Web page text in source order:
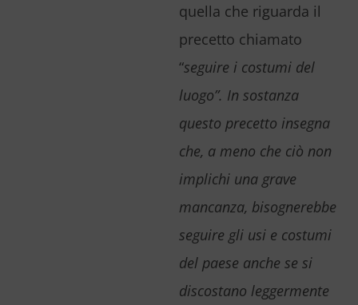
quella che riguarda il
precetto chiamato
“seguire i costumi del
luogo”. In sostanza
questo precetto insegna
che, a meno che ciò non
implichi una grave
mancanza, bisognerebbe
seguire gli usi e costumi
del paese anche se si
discostano leggermente